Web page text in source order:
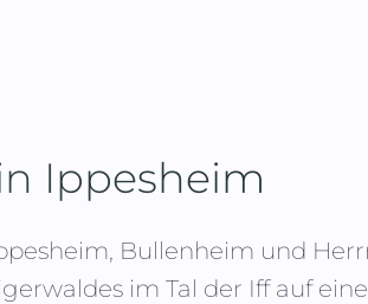
Ippesheim
Bullenheim und
im Tal der Iff auf